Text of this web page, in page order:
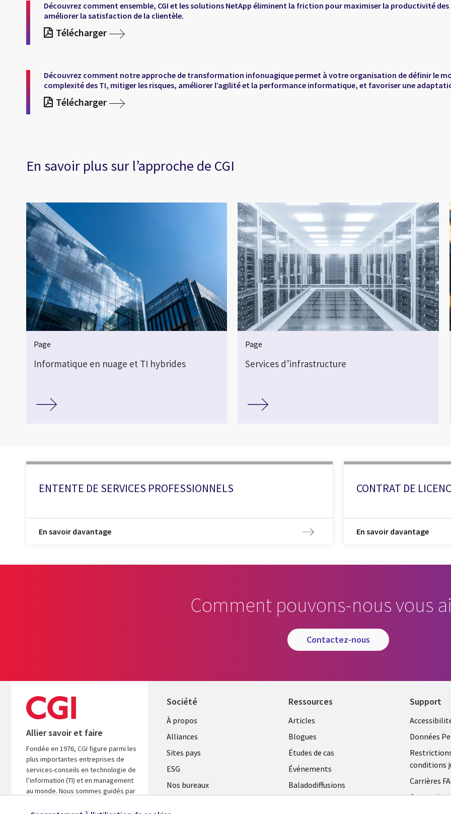
Découvrez comment ensemble, CGI et les solutions NetApp éliminent la friction pour maximiser la productivité
améliorer la satisfaction de la clientèle.
Télécharger
Découvrez comment notre approche de transformation infonuagique permet à votre organisation de définir le
complexité des TI, mitiger les risques, améliorer l’agilité et la performance informatique, et favoriser une
Télécharger
En savoir plus sur l’approche de CGI
Page
Informatique en nuage et TI hybrides
Page
Services d’infrastructure
ENTENTE DE SERVICES PROFESSIONNELS
En savoir davantage
CONTRAT DE
En savoir davantage
Comment pouvons-nous vous
contactez-nous
Allier savoir et faire
Fondée en 1976, CGI figure parmi les
plus importantes entreprises de
services-conseils en technologie de
l’information (TI) et en management
au monde. Nous sommes guidés par
d’accélérer le rendement de vos
Société
À propos
Alliances
Sites pays
ESG
Nos bureaux
Ressources
Articles
Blogues
Études de cas
Événements
Baladodiffusions
Support
Données
conditions
Carrières
Centre de